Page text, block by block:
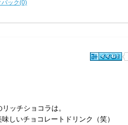
バック(0)
リッチショコラは。
味しいチョコレートドリンク（笑）